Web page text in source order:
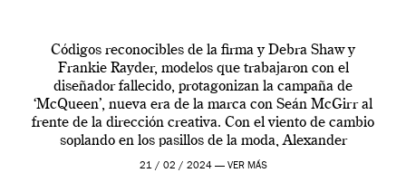
Códigos reconocibles de la firma y Debra Shaw y
Frankie Rayder, modelos que trabajaron con el
diseñador fallecido, protagonizan la campaña de
‘McQueen’, nueva era de la marca con Seán McGirr al
frente de la dirección creativa. Con el viento de cambio
soplando en los pasillos de la moda, Alexander
McQueen se prepara para una […]
21 / 02 / 2024 — VER MÁS